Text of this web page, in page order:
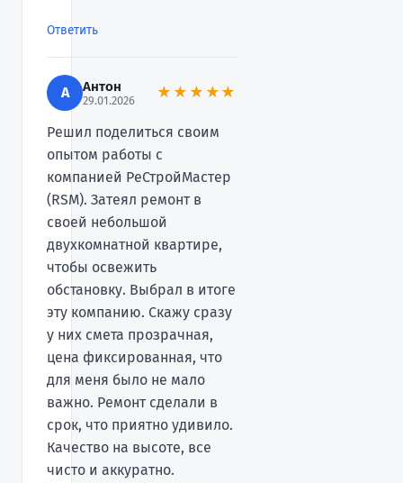
Ответить
А Антон
29.01.2026 ★★★★★
Решил поделиться своим
опытом работы с
компанией РеСтройМастер
(RSM). Затеял ремонт в
своей небольшой
двухкомнатной квартире,
чтобы освежить
обстановку. Выбрал в итоге
эту компанию. Скажу сразу
у них смета прозрачная,
цена фиксированная, что
для меня было не мало
важно. Ремонт сделали в
срок, что приятно удивило.
Качество на высоте, все
чисто и аккуратно.